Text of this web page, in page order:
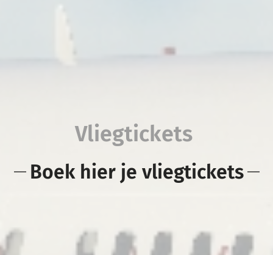
Vliegtickets
Boek hier je vliegtickets